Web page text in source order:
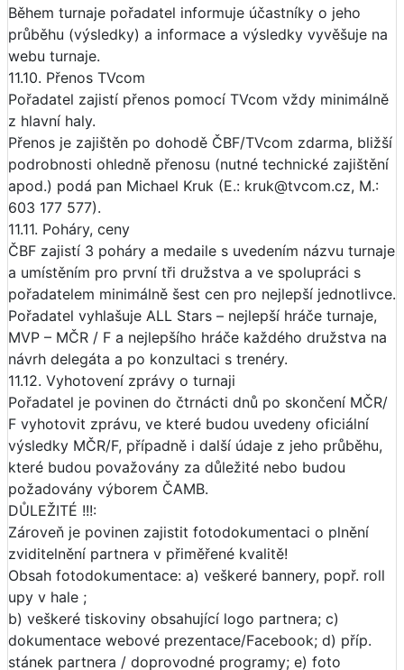
Během turnaje pořadatel informuje účastníky o jeho
průběhu (výsledky) a informace a výsledky vyvěšuje na
webu turnaje.
11.10. Přenos TVcom
Pořadatel zajistí přenos pomocí TVcom vždy minimálně
z hlavní haly.
Přenos je zajištěn po dohodě ČBF/TVcom zdarma, bližší
podrobnosti ohledně přenosu (nutné technické zajištění
apod.) podá pan Michael Kruk (E.: kruk@tvcom.cz, M.:
603 177 577).
11.11. Poháry, ceny
ČBF zajistí 3 poháry a medaile s uvedením názvu turnaje
a umístěním pro první tři družstva a ve spolupráci s
pořadatelem minimálně šest cen pro nejlepší jednotlivce.
Pořadatel vyhlašuje ALL Stars – nejlepší hráče turnaje,
MVP – MČR / F a nejlepšího hráče každého družstva na
návrh delegáta a po konzultaci s trenéry.
11.12. Vyhotovení zprávy o turnaji
Pořadatel je povinen do čtrnácti dnů po skončení MČR/
F vyhotovit zprávu, ve které budou uvedeny oficiální
výsledky MČR/F, případně i další údaje z jeho průběhu,
které budou považovány za důležité nebo budou
požadovány výborem ČAMB.
DŮLEŽITÉ !!!:
Zároveň je povinen zajistit fotodokumentaci o plnění
zviditelnění partnera v přiměřené kvalitě!
Obsah fotodokumentace: a) veškeré bannery, popř. roll
upy v hale ;
b) veškeré tiskoviny obsahující logo partnera; c)
dokumentace webové prezentace/Facebook; d) příp.
stánek partnera / doprovodné programy; e) foto